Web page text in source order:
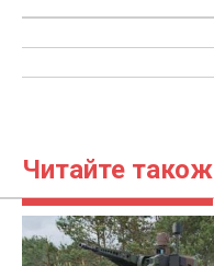
Читайте також